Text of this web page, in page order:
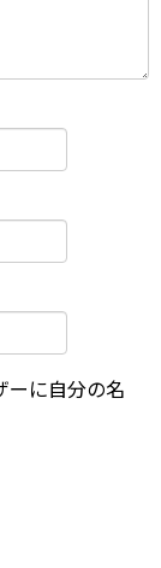
ーに自分の名